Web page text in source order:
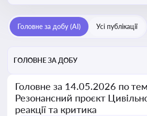
договірних відносин та правового статусу
цивільних правовідносин
Головне за добу (AI) Усі публікації
ГОЛОВНЕ ЗА ДОБУ
Головне за 14.05.2026 по
Резонансний проєкт
реакції та критика